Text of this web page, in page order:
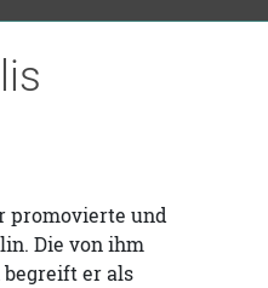
promovierte und
Die von ihm
er als